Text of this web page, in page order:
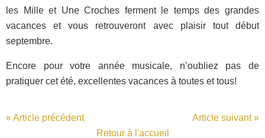
les Mille et Une Croches ferment le temps des grandes
vacances et vous retrouveront avec plaisir tout début
septembre.
Encore pour votre année musicale, n’oubliez pas de
pratiquer cet été, excellentes vacances à toutes et tous!
« Article précédent
Article suivant »
Retour à l'accueil